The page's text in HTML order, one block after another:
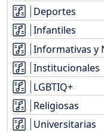
Deportes
Infantiles
Informativas y
Institucionales
LGBTIQ+
Religiosas
Universitarias